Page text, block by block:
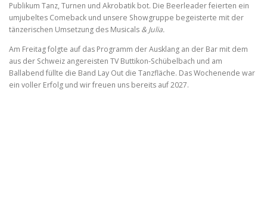
Publikum Tanz, Turnen und Akrobatik bot. Die Beerleader feierten ein
umjubeltes Comeback und unsere Showgruppe begeisterte mit der
tänzerischen Umsetzung des Musicals & Julia.
Am Freitag folgte auf das Programm der Ausklang an der Bar mit dem
aus der Schweiz angereisten TV Buttikon-Schübelbach und am
Ballabend füllte die Band Lay Out die Tanzfläche. Das Wochenende war
ein voller Erfolg und wir freuen uns bereits auf 2027.